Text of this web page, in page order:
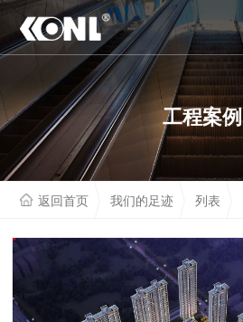
网站首页
关于我们
产品系列
工程案例
人才招聘
工程案例
返回首页 我们的足迹 列表